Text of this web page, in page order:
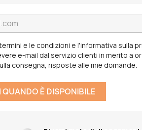
e le condizioni e l'informativa sulla
e-mail dal servizio clienti in merito a
consegna, risposte alle mie domande.
QUANDO È DISPONIBILE